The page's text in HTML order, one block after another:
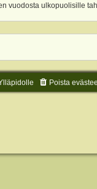
vuodosta ulkopuolisille
Poista